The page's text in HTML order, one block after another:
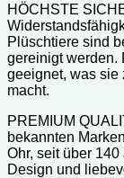
HÖCHSTE
Plüschtiere sind
gereinigt werden.
geeignet, was sie
macht.
PREMIUM
bekannten
Ohr, seit über
Design und